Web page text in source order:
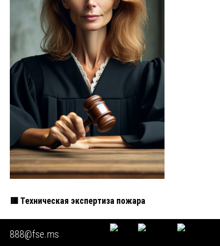
🟥 Техническая экспертиза пожара
Введение: байты не врут, врут люди Привет, коллега. Ты
— разработчик, сисадмин, девопс или просто человек,
888@fse.ms